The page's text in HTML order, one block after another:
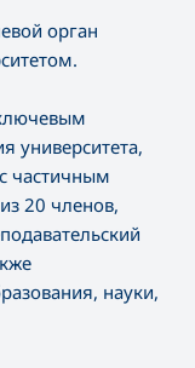
орган
университета,
частичным
20 членов,
науки,